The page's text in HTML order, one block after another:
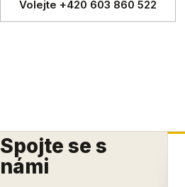
Volejte +420 603 860 522
Spojte se s
námi